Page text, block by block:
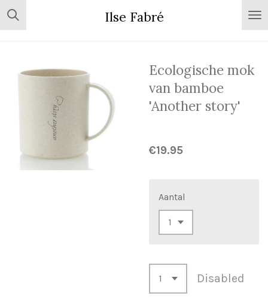
Skip
to
Ilse Fabré
Ecologische mok
van bamboe
'Another story'
€19.95
Aantal
Disabled